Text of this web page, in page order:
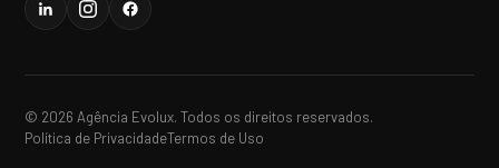
© 2026 Agência Evolux. Todos os direitos reservados.
Política de PrivacidadeTermos de Uso